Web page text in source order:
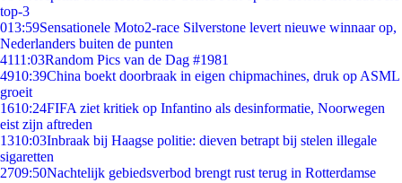
top-3
013:59Sensationele Moto2-race Silverstone levert nieuwe winnaar op,
Nederlanders buiten de punten
4111:03Random Pics van de Dag #1981
4910:39China boekt doorbraak in eigen chipmachines, druk op ASML
groeit
1610:24FIFA ziet kritiek op Infantino als desinformatie, Noorwegen
eist zijn aftreden
1310:03Inbraak bij Haagse politie: dieven betrapt bij stelen illegale
sigaretten
2709:50Nachtelijk gebiedsverbod brengt rust terug in Rotterdamse